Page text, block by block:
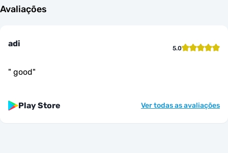
Avaliações
adi 5.0
" good"
Play Store Ver todas as avaliações